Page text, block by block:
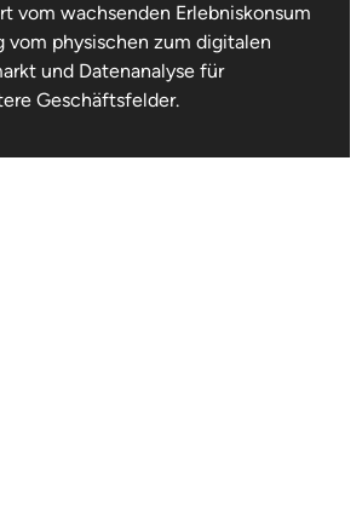
vom wachsenden Erlebniskonsum
vom physischen zum digitalen
und Datenanalyse für
Geschäftsfelder.